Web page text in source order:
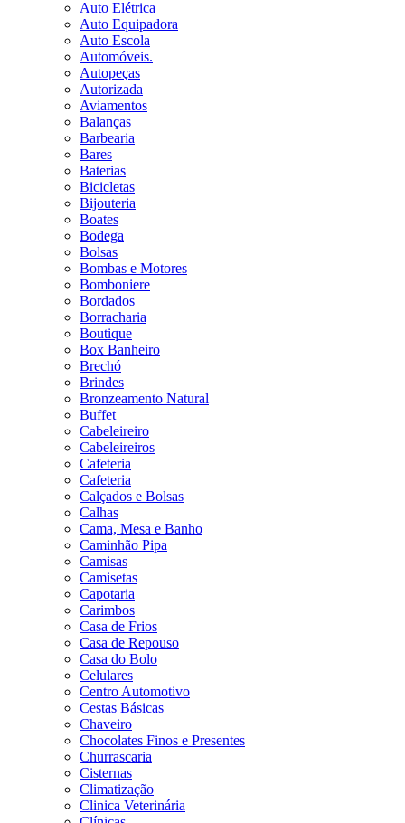
Auto Elétrica
Auto Equipadora
Auto Escola
Automóveis.
Autopeças
Autorizada
Aviamentos
Balanças
Barbearia
Bares
Baterias
Bicicletas
Bijouteria
Boates
Bodega
Bolsas
Bombas e Motores
Bomboniere
Bordados
Borracharia
Boutique
Box Banheiro
Brechó
Brindes
Bronzeamento Natural
Buffet
Cabeleireiro
Cabeleireiros
Cafeteria
Cafeteria
Calçados e Bolsas
Calhas
Cama, Mesa e Banho
Caminhão Pipa
Camisas
Camisetas
Capotaria
Carimbos
Casa de Frios
Casa de Repouso
Casa do Bolo
Celulares
Centro Automotivo
Cestas Básicas
Chaveiro
Chocolates Finos e Presentes
Churrascaria
Cisternas
Climatização
Clinica Veterinária